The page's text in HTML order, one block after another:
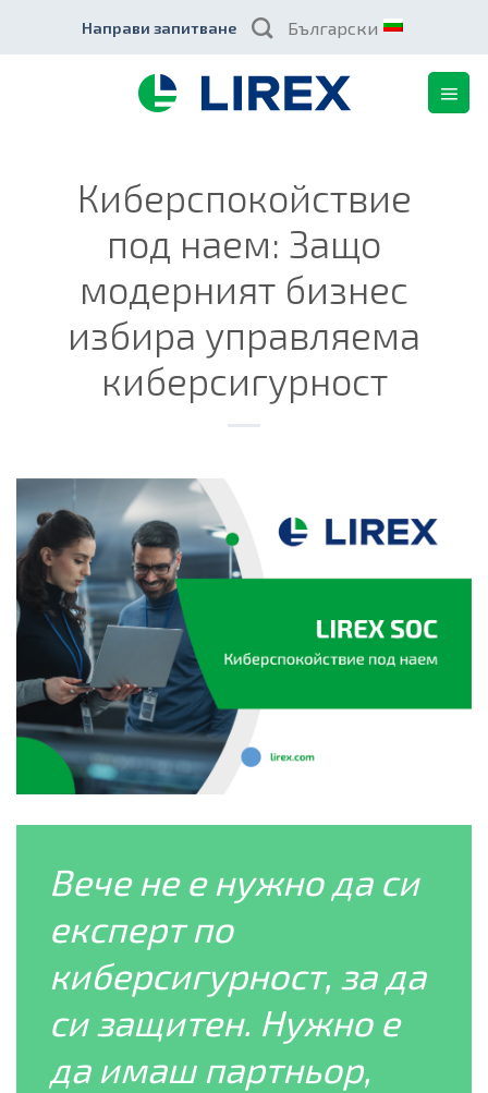
content
Направи запитване Български
Киберспокойствие
под наем: Защо
модерният бизнес
избира управляема
киберсигурност
Вече не е нужно да си
експерт по
киберсигурност, за да
си защитен. Нужно е
да имаш партньор,